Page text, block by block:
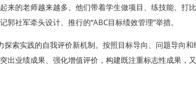
来的老师越来越多。他们带着学生做项目、练技能、打
社军牵头设计、推行的“ABC目标绩效管理”举措。
索实践的自我评价新机制。按照目标导向、问题导向
出业绩成果、强化增值评价，构建既注重标志性成果，